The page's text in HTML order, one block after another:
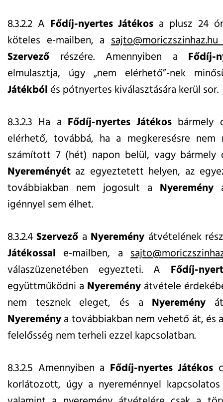
8.3.2.2 A Fődíj-nyertes Játékos a plusz 24
köteles e-mailben, a
Szervező részére. Amennyiben a Fődíj-
elmulasztja, úgy „nem elérhető”-nek
Játékból és pótnyertes kiválasztására kerül sor.
8.3.2.3 Ha a Fődíj-nyertes Játékos bármely
elérhető, továbbá, ha a megkeresésre
számított 7 (hét) napon belül, vagy
Nyereményét az egyeztetett helyen, az
továbbiakban nem jogosult a Nyeremény
igénnyel sem élhet.
8.3.2.4Szervező a Nyeremény átvételének
Játékossal e-mailben, a
válaszüzenetében egyezteti. A Fődíj-
együttműködni a Nyeremény átvétele
nem tesznek eleget, és a Nyeremény
Nyereménya továbbiakban nem vehető át, és
felelősség nem terheli ezzel kapcsolatban.
8.3.2.5 Amennyiben a Fődíj-nyertes Játékos
korlátozott, úgy a nyereménnyel